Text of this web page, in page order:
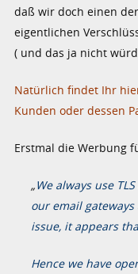
daß wir doch einen
eigentlichen
( und das ja nicht
Natürlich findet Ihr
Kunden oder dessen
Erstmal die Werbung
„We always use
our email
issue, it appears
Hence we have